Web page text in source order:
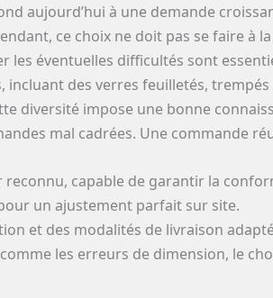
aujourd’hui à une demande
ce choix ne doit pas se faire à
les éventuelles difficultés sont
des verres feuilletés,
diversité impose une bonne
mal cadrées. Une commande
reconnu, capable de garantir la
un ajustement parfait sur site.
et des modalités de livraison
les erreurs de dimension, le